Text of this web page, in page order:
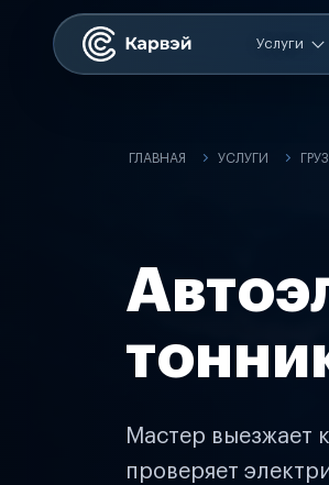
Услуги
ГЛАВНАЯ УСЛУГИ
Мастер выезжает
проверяет